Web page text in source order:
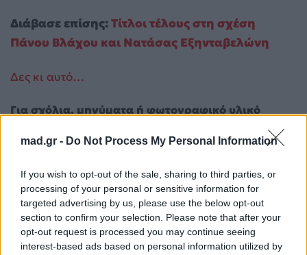
mad.gr - Do Not Process My Personal Information
If you wish to opt-out of the sale, sharing to third parties, or
processing of your personal or sensitive information for
targeted advertising by us, please use the below opt-out
section to confirm your selection. Please note that after your
opt-out request is processed you may continue seeing
interest-based ads based on personal information utilized by
Διάβασε επίσης:Τίτλοι τέλους στη σχέση
Πάνου Βλάχου και Νατάσας Εξηνταβελώνη
Δες κι αυτό…
Για σχόλια, μηνύματα ή φωτογραφικό υλικό
Facebook , επικοινωνήστε μέσωTwitterή
Γιώργος Κωνσταντίνου ηθοποιοί
Ακολουθήστε το
Mad.gr στο Google